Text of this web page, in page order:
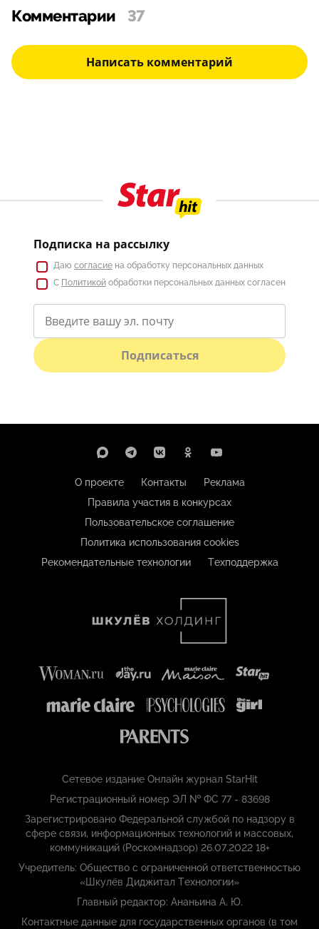
Комментарии 37
Написать комментарий
Подписка на рассылку
Даю согласие на обработку персональных данных
С Политикой обработки персональных данных согласен
Подписаться
О проекте Контакты
Реклама
Правила участия в конкурсах
Пользовательское соглашение
Политика использования cookies
Рекомендательные технологии
Техподдержка
Сетевое издание Онлайн журнал StarHit
Регистрационный номер ЭЛ № ФС 77 - 83698
Зарегистрировано Федеральной службой по надзору в
сфере связи, информационных технологий и массовых,
коммуникаций (Роскомнадзор) 26.07.2022 18+
Учредитель: Общество с ограниченной ответственностью
«Шкулёв Диджитал Технологии»
Главный редактор: Ананьина А. Ю.
Контактные данные для государственных органов (в том